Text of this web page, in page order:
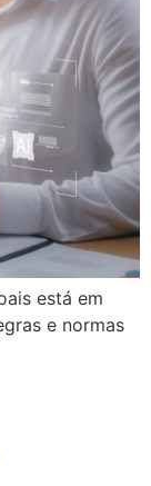
está em
e normas